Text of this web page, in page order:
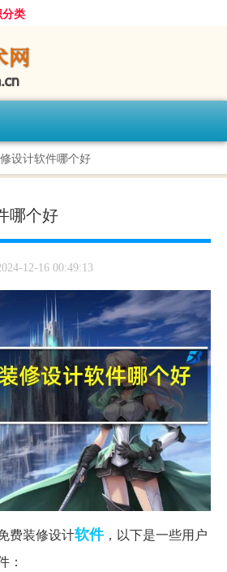
类
设计软件哪个好
哪个好
12-16 00:49:13
费装修设计软件，以下是一些用户
：